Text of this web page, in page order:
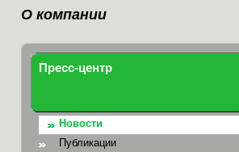
О компании
Пресс-центр
Новости
Публикации